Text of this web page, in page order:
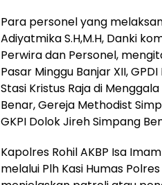
Para personel yang
Adiyatmika S.H,M.H, Danki
Perwira dan Personel,
Pasar Minggu Banjar XII,
Stasi Kristus Raja di
Benar, Gereja Methodist
GKPI Dolok Jireh Simpang
Kapolres Rohil AKBP Isa
melalui Plh Kasi Humas